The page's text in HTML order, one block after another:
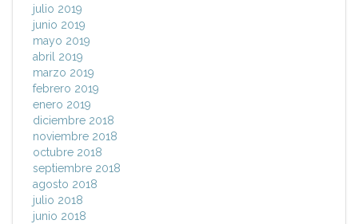
julio 2019
junio 2019
mayo 2019
abril 2019
marzo 2019
febrero 2019
enero 2019
diciembre 2018
noviembre 2018
octubre 2018
septiembre 2018
agosto 2018
julio 2018
junio 2018